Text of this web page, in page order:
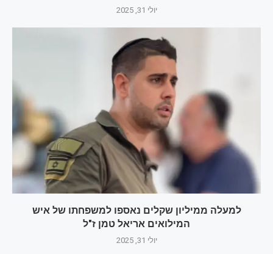
יולי 31, 2025
למעלה ממיליון שקלים נאספו למשפחתו של איש
המילואים אריאל טמן ז"ל
יולי 31, 2025